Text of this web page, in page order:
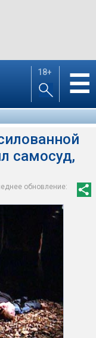
18+ ☰
самосуд,
обновление: